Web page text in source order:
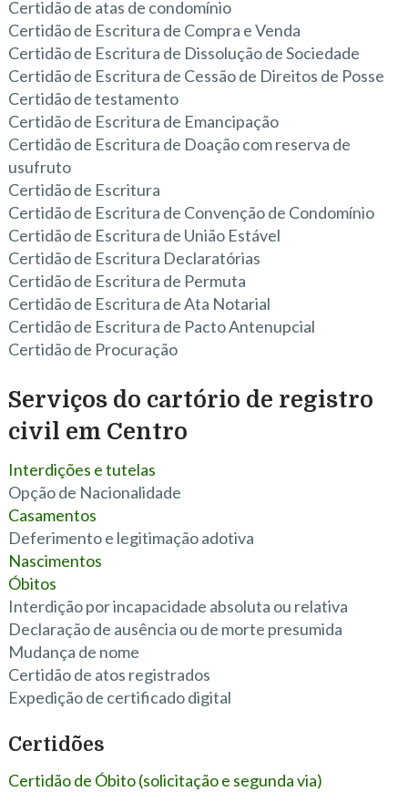
Certidão de atas de condomínio
Certidão de Escritura de Compra e Venda
Certidão de Escritura de Dissolução de Sociedade
Certidão de Escritura de Cessão de Direitos de Posse
Certidão de testamento
Certidão de Escritura de Emancipação
Certidão de Escritura de Doação com reserva de
usufruto
Certidão de Escritura
Certidão de Escritura de Convenção de Condomínio
Certidão de Escritura de União Estável
Certidão de Escritura Declaratórias
Certidão de Escritura de Permuta
Certidão de Escritura de Ata Notarial
Certidão de Escritura de Pacto Antenupcial
Certidão de Procuração
Serviços do cartório de registro
civil em Centro
Interdições e tutelas
Opção de Nacionalidade
Casamentos
Deferimento e legitimação adotiva
Nascimentos
Óbitos
Interdição por incapacidade absoluta ou relativa
Declaração de ausência ou de morte presumida
Mudança de nome
Certidão de atos registrados
Expedição de certificado digital
Certidões
Certidão de Óbito (solicitação e segunda via)